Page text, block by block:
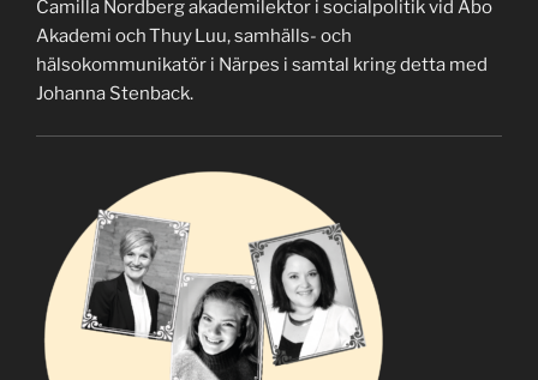
Camilla Nordberg akademilektor i socialpolitik vid Åbo
Akademi och Thuy Luu, samhälls- och
hälsokommunikatör i Närpes i samtal kring detta med
Johanna Stenback.